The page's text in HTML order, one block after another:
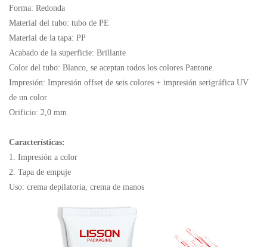
Forma: Redonda
Material del tubo: tubo de PE
Material de la tapa: PP
Acabado de la superficie: Brillante
Color del tubo: Blanco, se aceptan todos los colores Pantone.
Impresión: Impresión offset de seis colores + impresión serigráfica UV
de un color
Orificio: 2,0 mm
Características:
1. Impresión a color
2. Tapa de empuje
Uso: crema depilatoria, crema de manos